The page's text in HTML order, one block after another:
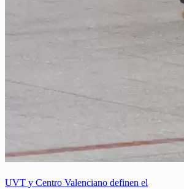
UVT y Centro Valenciano definen el